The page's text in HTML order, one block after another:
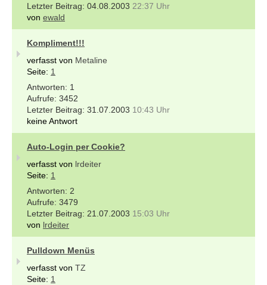
04.08.2003 22:37 Uhr
von ewald
Kompliment!!!
verfasst von Metaline
Seite: 1
1
3452
31.07.2003 10:43 Uhr
keine Antwort
Auto-Login per Cookie?
verfasst von lrdeiter
Seite: 1
2
3479
21.07.2003 15:03 Uhr
von lrdeiter
Pulldown Menüs
verfasst von TZ
Seite: 1